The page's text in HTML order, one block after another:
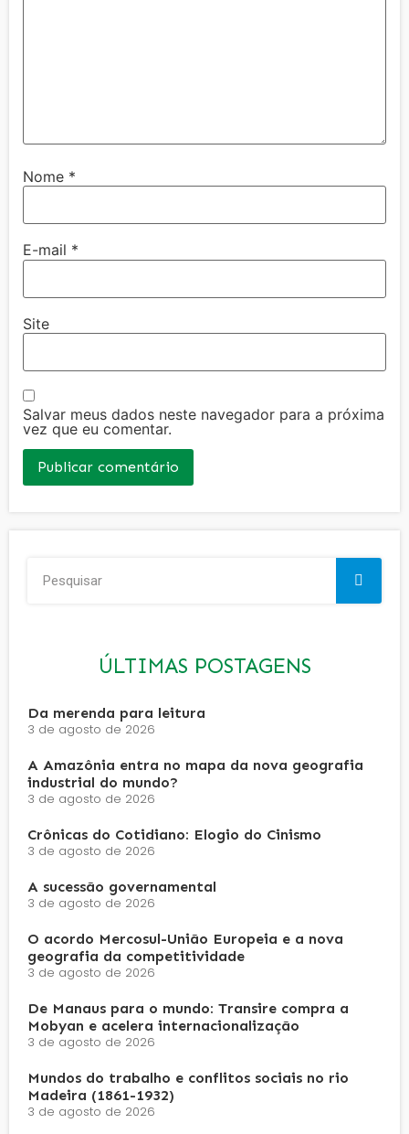
Nome *
E-mail *
Site
Salvar meus dados neste navegador para a próxima
vez que eu comentar.
ÚLTIMAS POSTAGENS
Da merenda para leitura
3 de agosto de 2026
A Amazônia entra no mapa da nova geografia
industrial do mundo?
3 de agosto de 2026
Crônicas do Cotidiano: Elogio do Cinismo
3 de agosto de 2026
A sucessão governamental
3 de agosto de 2026
O acordo Mercosul-União Europeia e a nova
geografia da competitividade
3 de agosto de 2026
De Manaus para o mundo: Transire compra a
Mobyan e acelera internacionalização
3 de agosto de 2026
Mundos do trabalho e conflitos sociais no rio
Madeira (1861-1932)
3 de agosto de 2026